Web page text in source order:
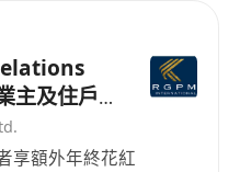
及住戶
享額外年終花紅